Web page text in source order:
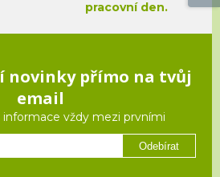
pracovní den.
novinky přímo na tvůj
email
informace vždy mezi prvními
Odebírat